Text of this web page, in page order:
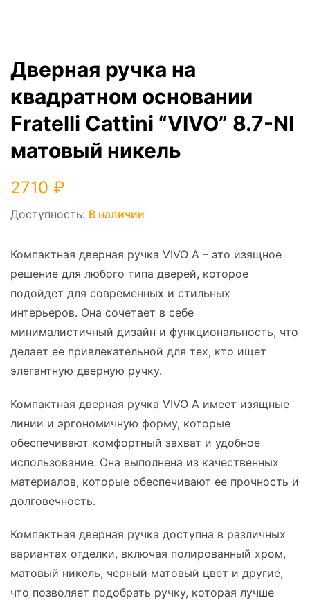
Дверная ручка на
квадратном основании
Fratelli Cattini “VIVO” 8.7-NI
матовый никель
2710 ₽
Доступность: В наличии
Компактная дверная ручка VIVO A – это изящное
решение для любого типа дверей, которое
подойдет для современных и стильных
интерьеров. Она сочетает в себе
минималистичный дизайн и функциональность, что
делает ее привлекательной для тех, кто ищет
элегантную дверную ручку.
Компактная дверная ручка VIVO A имеет изящные
линии и эргономичную форму, которые
обеспечивают комфортный захват и удобное
использование. Она выполнена из качественных
материалов, которые обеспечивают ее прочность и
долговечность.
Компактная дверная ручка доступна в различных
вариантах отделки, включая полированный хром,
матовый никель, черный матовый цвет и другие,
что позволяет подобрать ручку, которая лучше